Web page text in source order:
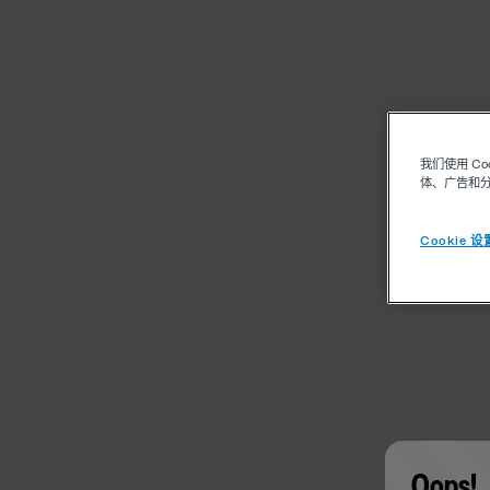
我们使用
体、广告和
Cookie 设